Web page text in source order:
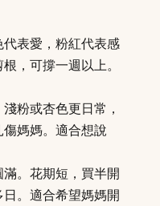
代表愛，粉紅代表感
，可撐一週以上。
粉或杏色更日常，
媽媽。適合想說
滿。花期短，買半開
。適合希望媽媽開